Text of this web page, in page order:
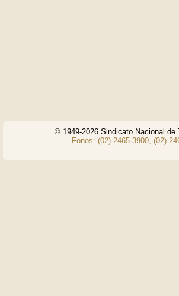
© 1949-2026 Sindicato Nacional
Fonos: (02) 2465 3900, (02)